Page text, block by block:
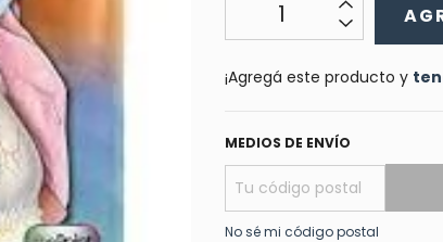
¡Agregá este producto y
MEDIOS DE ENVÍO
No sé mi código postal